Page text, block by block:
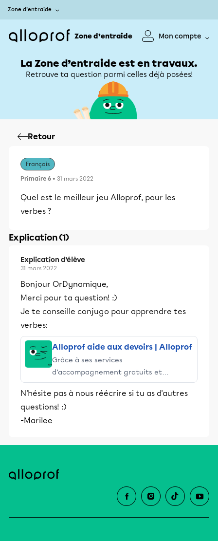
Zone d’entraide
Zone d’entraide Mon compte
La Zone d’entraide est en travaux.
Retrouve ta question parmi celles déjà posées!
Retour
Français
Primaire 6 • 31 mars 2022
Quel est le meilleur jeu Alloprof, pour les
verbes ?
Explication (1)
Explication d’élève
31 mars 2022
Bonjour OrDynamique,
Merci pour ta question! :)
Je te conseille conjugo pour apprendre tes
verbes:
Alloprof aide aux devoirs | Alloprof
Grâce à ses services
d’accompagnement gratuits et
stimulants, Alloprof engage les élèves
et leurs parents dans la réussite
éducative.
N'hésite pas à nous réécrire si tu as d'autres
questions! :)
-Marilee